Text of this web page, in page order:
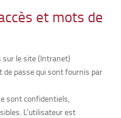
et mots de
le site (Intranet)
de passe qui sont fournis par
sont confidentiels,
L’utilisateur est